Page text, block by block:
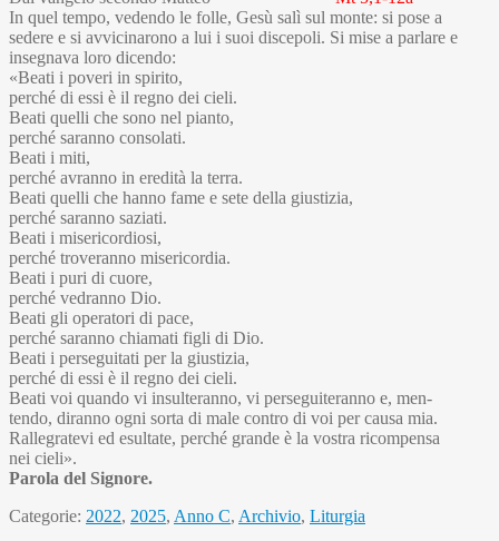
In quel tempo, vedendo le folle, Gesù salì sul monte: si pose a
sedere e si avvicinarono a lui i suoi discepoli. Si mise a parlare e
insegnava loro dicendo:
«Beati i poveri in spirito,
perché di essi è il regno dei cieli.
Beati quelli che sono nel pianto,
perché saranno consolati.
Beati i miti,
perché avranno in eredità la terra.
Beati quelli che hanno fame e sete della giustizia,
perché saranno saziati.
Beati i misericordiosi,
perché troveranno misericordia.
Beati i puri di cuore,
perché vedranno Dio.
Beati gli operatori di pace,
perché saranno chiamati figli di Dio.
Beati i perseguitati per la giustizia,
perché di essi è il regno dei cieli.
Beati voi quando vi insulteranno, vi perseguiteranno e, men-
tendo, diranno ogni sorta di male contro di voi per causa mia.
Rallegratevi ed esultate, perché grande è la vostra ricompensa
nei cieli».
Parola del Signore.
Categorie: 2022, 2025, Anno C, Archivio, Liturgia